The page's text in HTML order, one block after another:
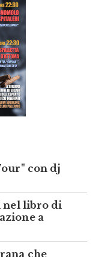
con dj
libro di
a